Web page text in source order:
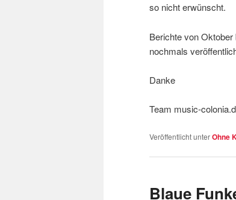
so nicht erwünscht.
Berichte von
nochmals
Danke
Team music-
Veröffentlicht unterOhne
Blaue